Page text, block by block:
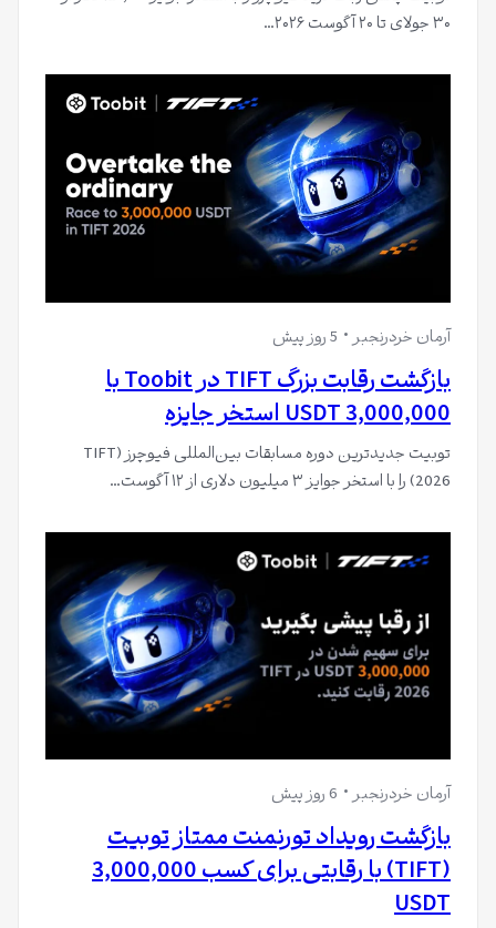
۳۰ جولای تا ۲۰ آگوست ۲۰۲۶…
آرمان خردرنجبر 5 روز پیش
بازگشت رقابت بزرگ TIFT در Toobit با
3,000,000 USDT استخر جایزه
توبیت جدیدترین دوره مسابقات بین‌المللی فیوچرز (TIFT
2026) را با استخر جوایز ۳ میلیون دلاری از ۱۲ آگوست…
آرمان خردرنجبر 6 روز پیش
بازگشت رویداد تورنمنت ممتاز تو‌بیت
(TIFT) با رقابتی برای کسب 3,000,000
USDT